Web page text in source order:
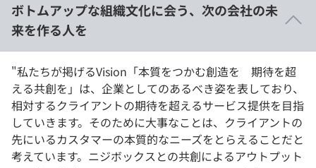
ボトムアップな組織文化に会う、次の会社の未
来を作る人を
"私たちが掲げるVision「本質をつかむ創造を 期待を超
える共創を」は、企業としてのあるべき姿を表しており、
相対するクライアントの期待を超えるサービス提供を目指
していきます。そのために大事なことは、クライアントの
先にいるカスタマーの本質的なニーズをとらえることだと
考えています。ニジボックスとの共創によるアウトプット